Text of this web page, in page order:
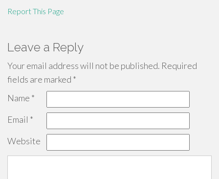
Report This Page
Leave a Reply
Your email address will not be published. Required
fields are marked *
Name *
Email *
Website